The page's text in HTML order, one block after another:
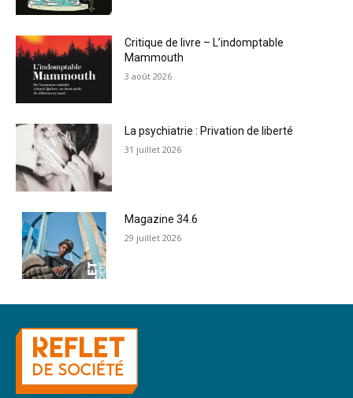
Critique de livre – L’indomptable
Mammouth
3 août 2026
La psychiatrie : Privation de liberté
31 juillet 2026
Magazine 34.6
29 juillet 2026